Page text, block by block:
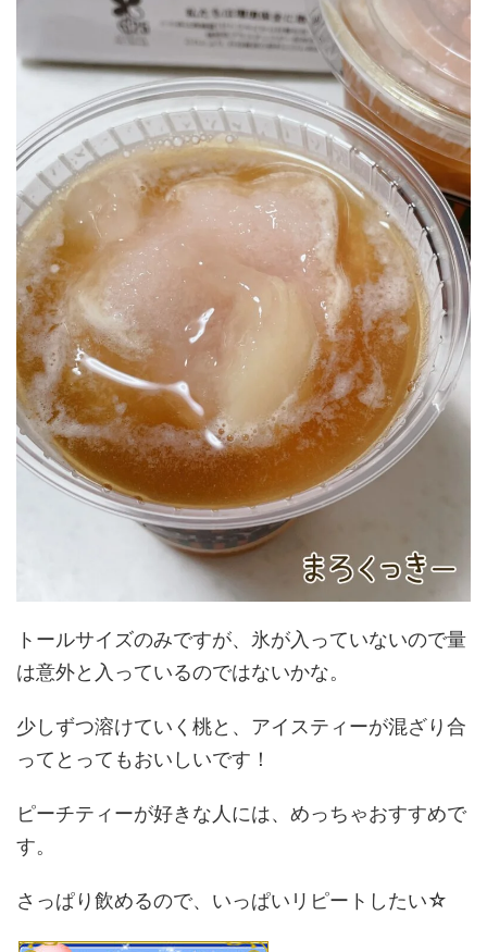
トールサイズのみですが、氷が入っていないので量
は意外と入っているのではないかな。
少しずつ溶けていく桃と、アイスティーが混ざり合
ってとってもおいしいです！
ピーチティーが好きな人には、めっちゃおすすめで
す。
さっぱり飲めるので、いっぱいリピートしたい☆